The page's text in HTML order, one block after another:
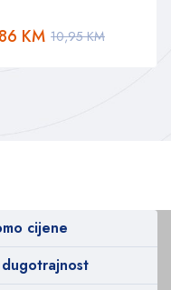
10,95KM
KM
cijene